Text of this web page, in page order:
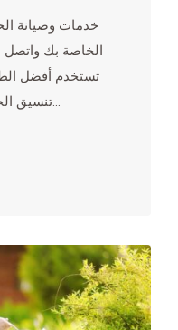
خدمات وصيانة
الخاصة بك
تستخدم أفضل
تنسيق الحدائق . ستهتم مشاتل الفرح في…